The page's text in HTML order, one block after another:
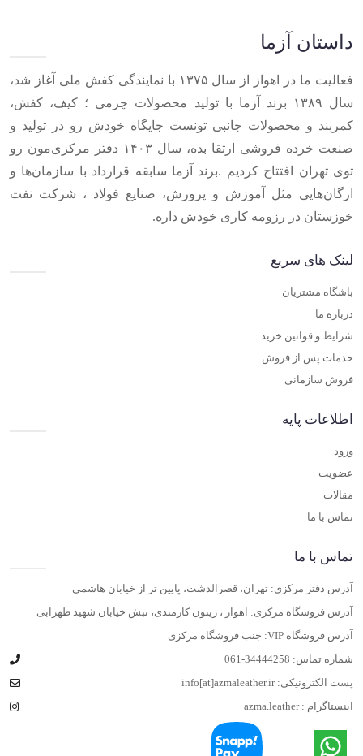
داستان آزما
فعالیت ما در اهواز از سال ۱۳۷۵ با نمایندگی کفش ملی آغاز شد،
سال ۱۳۸۹ برند آزما با تولید محصولات چرمی ؛ کیف، کفش،
کمربند و محصولات جانبی تونست جایگاه خودش رو در تولید و
صنعت خرده فروشی ارتقا بده، سال ۱۴۰۳ دفتر مرکزی‌مون رو
توی تهران افتتاح کردیم .برند آزما سابقه قرارداد با سازمان‌ها و
ارگان‌هایی مثل آموزش و پرورش، صنایع فولاد ، شرکت نفت
خوزستان در رزومه کاری خودش داره.
لینک های سریع
باشگاه مشتریان
درباره ما
شرایط و قوانین خرید
خدمات پس از فروش
فروش سازمانی
اطلاعات پایه
ورود
عضویت
مقالات
تماس با ما
تماس با ما
آدرس دفتر مرکزی: تهران، قصرالدشت، پایین تر از خیابان هاشمی
آدرس فروشگاه مرکزی: اهواز ، زیتون کارمندی، نبش خیابان شهید ظهرابی
آدرس فروشگاه VIP: جنب فروشگاه مرکزی
شماره تماس: 061-34444258
پست الکترونیکی:info[at]azmaleather.ir
اینستاگرام :azma.leather